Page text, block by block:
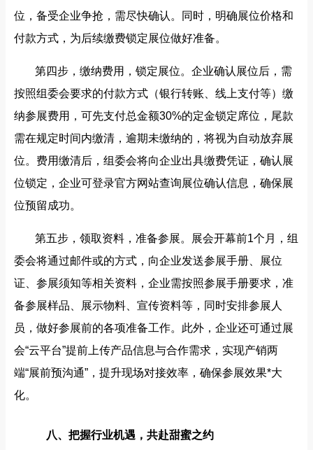
位，备受企业争抢，需尽快确认。同时，明确展位价格和
付款方式，为后续缴费锁定展位做好准备。
第四步，缴纳费用，锁定展位。企业确认展位后，需
按照组委会要求的付款方式（银行转账、线上支付等）缴
纳参展费用，可先支付总金额30%的定金锁定席位，尾款
需在规定时间内缴清，逾期未缴纳的，将视为自动放弃展
位。费用缴清后，组委会将向企业出具缴费凭证，确认展
位锁定，企业可登录官方网站查询展位确认信息，确保展
位预留成功。
第五步，领取资料，准备参展。展会开幕前1个月，组
委会将通过邮件或的方式，向企业发送参展手册、展位
证、参展须知等相关资料，企业需按照参展手册要求，准
备参展样品、展示物料、宣传资料等，同时安排参展人
员，做好参展前的各项准备工作。此外，企业还可通过展
会“云平台”提前上传产品信息与合作需求，实现产销两
端“展前预沟通”，提升现场对接效率，确保参展效果*大
化。
八、把握行业机遇，共赴甜蜜之约